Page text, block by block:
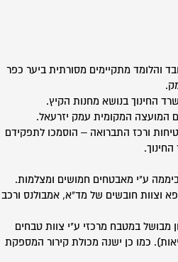
והלומד מתקיימים מסורתית ביער כפר
החינוך בנושא מחנות הקיץ.
המועצה המקומית עמק יזרעאל.
ורכז התברואה – הוסמכו לתפקידם
וצוות חובשים של מד"א, אמבולנס ורכב
במטבח מרכזי ע"י צוות טבחים
כמו כן ישנה מכולת קירור המספקת